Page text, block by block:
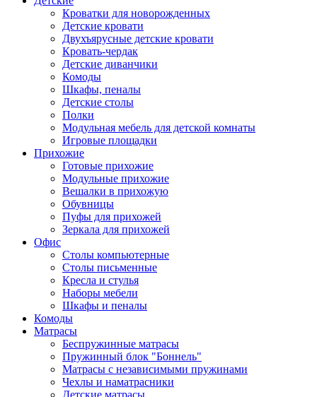
Кроватки для новорожденных
Детские кровати
Двухъярусные детские кровати
Кровать-чердак
Детские диванчики
Комоды
Шкафы, пеналы
Детские столы
Полки
Модульная мебель для детской комнаты
Игровые площадки
Прихожие
Готовые прихожие
Модульные прихожие
Вешалки в прихожую
Обувницы
Пуфы для прихожей
Зеркала для прихожей
Офис
Столы компьютерные
Столы письменные
Кресла и стулья
Наборы мебели
Шкафы и пеналы
Комоды
Матрасы
Беспружинные матрасы
Пружинный блок "Боннель"
Матрасы с независимыми пружинами
Чехлы и наматрасники
Детские матрасы